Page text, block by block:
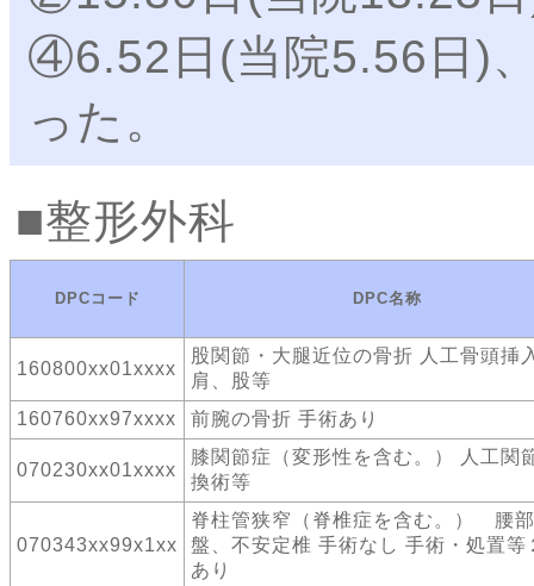
④6.52日(当院5.56日)
った。
整形外科
DPCコード DPC名称
160800xx01xxxx
股関節・大腿近位の骨折 人工骨頭
肩、股等
160760xx97xxxx
前腕の骨折 手術あり
070230xx01xxxx
膝関節症（変形性を含む。） 人工関
換術等
070343xx99x1xx
脊柱管狭窄（脊椎症を含む。） 腰
盤、不安定椎 手術なし 手術・処置等
あり